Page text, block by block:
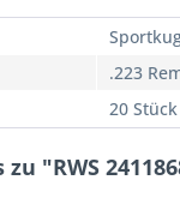
.223
20 Stück
"RWS